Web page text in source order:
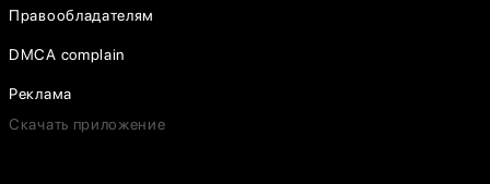
Правообладателям
DMCA complain
Реклама
Скачать приложение